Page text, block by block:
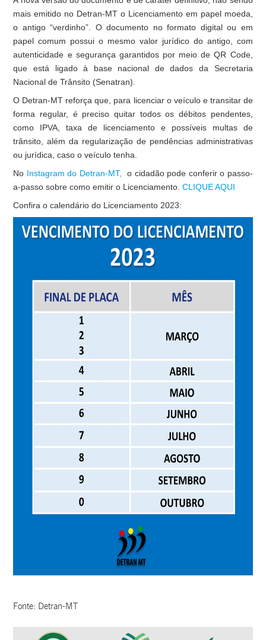
mais emitido no Detran-MT o Licenciamento em papel moeda,
o antigo “verdinho”. O documento no formato digital ou em
papel comum possui o mesmo valor jurídico do antigo, com
autenticidade e segurança garantidos por meio de QR Code,
que está ligado à base nacional de dados da Secretaria
Nacional de Trânsito (Senatran).
O Detran-MT reforça que, para licenciar o veículo e transitar de
forma regular, é preciso quitar todos os débitos pendentes,
como IPVA, taxa de licenciamento e possíveis multas de
trânsito, além da regularização de pendências administrativas
ou jurídica, caso o veículo tenha.
No Instagram do Detran-MT,
o cidadão pode conferir o passo-
a-passo sobre como emitir o Licenciamento.CLIQUE AQUI
Confira o calendário do Licenciamento 2023:
Fonte: Detran-MT